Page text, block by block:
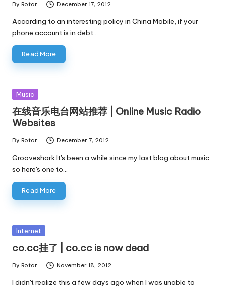
Posted
by
By Rotar December 17, 2012
According to an interesting policy in China Mobile, if your
phone account is in debt…
Read More
Posted
Music
在线音乐电台网站推荐 | Online Music Radio
Websites
Posted
by
By Rotar December 7, 2012
Grooveshark It's been a while since my last blog about music
so here's one to…
Read More
Posted
Internet
co.cc挂了 | co.cc is now dead
Posted
by
By Rotar November 18, 2012
I didn't realize this a few days ago when I was unable to